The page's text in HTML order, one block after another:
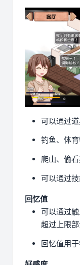
可以通过道
钓鱼、体育
爬山、偷
可以通过技
回忆值
可以通过
超过上限部
回忆值用于